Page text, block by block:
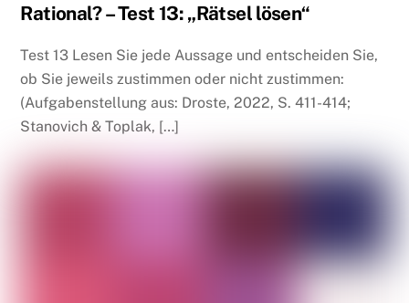
Rational? – Test 13: „Rätsel lösen“
Test 13 Lesen Sie jede Aussage und entscheiden Sie,
ob Sie jeweils zustimmen oder nicht zustimmen:
(Aufgabenstellung aus: Droste, 2022, S. 411-414;
Stanovich & Toplak, […]